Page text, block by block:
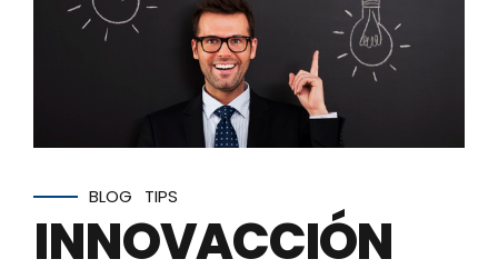
BLOG TIPS
INNOVACCIÓN